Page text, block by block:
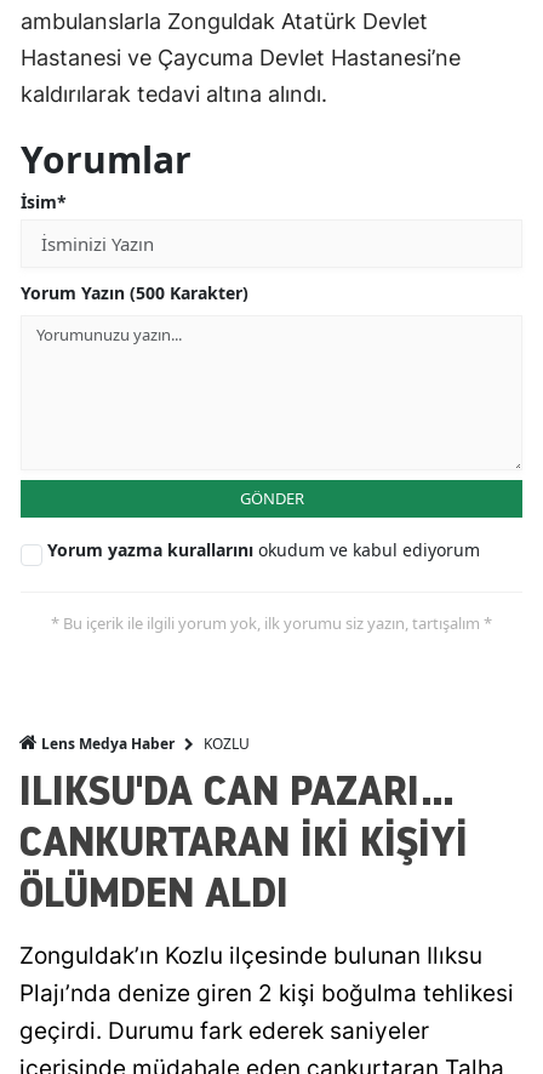
ambulanslarla Zonguldak Atatürk Devlet
Hastanesi ve Çaycuma Devlet Hastanesi’ne
kaldırılarak tedavi altına alındı.
Yorumlar
İsim*
Yorum Yazın (500 Karakter)
GÖNDER
Yorum yazma kurallarını okudum ve kabul ediyorum
* Bu içerik ile ilgili yorum yok, ilk yorumu siz yazın, tartışalım *
Lens Medya Haber KOZLU
ILIKSU'DA CAN PAZARI...
CANKURTARAN İKİ KİŞİYİ
ÖLÜMDEN ALDI
Zonguldak’ın Kozlu ilçesinde bulunan Ilıksu
Plajı’nda denize giren 2 kişi boğulma tehlikesi
geçirdi. Durumu fark ederek saniyeler